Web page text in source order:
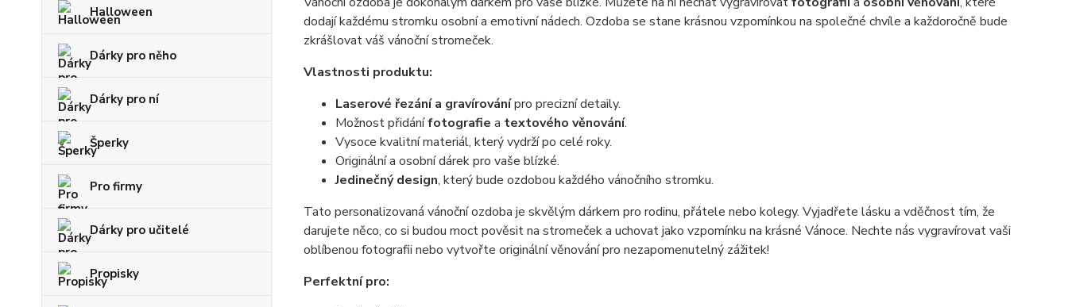
Halloween
Dárky pro něho
Dárky pro ní
Šperky
Pro firmy
Dárky pro učitelé
Propisky
dodají každému stromku osobní a emotivní nádech. Ozdoba se stane krásnou vzpomínkou na společné chvíle a každoročně bude
zkrášlovat váš vánoční stromeček.
Vlastnosti produktu:
Laserové řezání a gravírovánípro precizní detaily.
Možnost přidánífotografie a textového věnování.
Vysoce kvalitní materiál, který vydrží po celé roky.
Originální a osobní dárek pro vaše blízké.
Jedinečný design, který bude ozdobou každého vánočního stromku.
Tato personalizovaná vánoční ozdoba je skvělým dárkem pro rodinu, přátele nebo kolegy. Vyjadřete lásku a vděčnost tím, že
darujete něco, co si budou moct pověsit na stromeček a uchovat jako vzpomínku na krásné Vánoce. Nechte nás vygravírovat vaši
oblíbenou fotografii nebo vytvořte originální věnování pro nezapomenutelný zážitek!
Perfektní pro: